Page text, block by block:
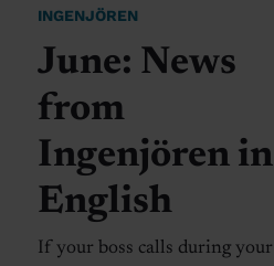
INGENJÖREN
June: News
from
Ingenjören in
English
If your boss calls during your